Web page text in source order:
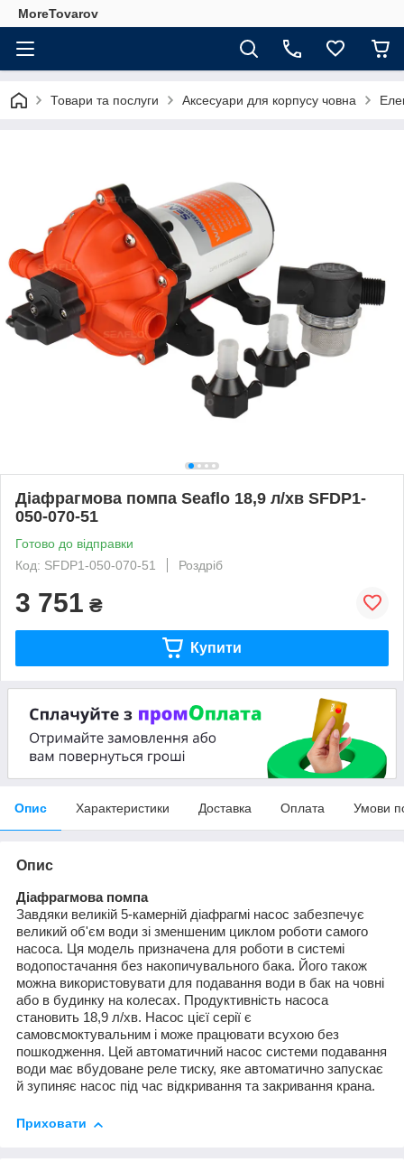
MoreTovarov
Товари та послуги Аксесуари для корпусу човна
Діафрагмова помпа Seaflo 18,9 л/хв SFDP1-
050-070-51
Готово до відправки
Код: SFDP1-050-070-51
Роздріб
3 751 ₴
Купити
Опис Характеристики Доставка Оплата Умови
Опис
Діафрагмова помпа
Завдяки великій 5-камерній діафрагмі насос забезпечує
великий об'єм води зі зменшеним циклом роботи самого
насоса. Ця модель призначена для роботи в системі
водопостачання без накопичувального бака. Його також
можна використовувати для подавання води в бак на човні
або в будинку на колесах. Продуктивність насоса
становить 18,9 л/хв. Насос цієї серії є
самовсмоктувальним і може працювати всухою без
пошкодження. Цей автоматичний насос системи подавання
води має вбудоване реле тиску, яке автоматично запускає
й зупиняє насос під час відкривання та закривання крана.
Приховати